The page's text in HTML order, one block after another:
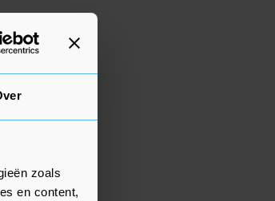
zoals
en content,